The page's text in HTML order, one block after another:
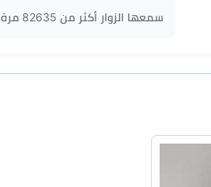
سمعها الزوار أكثر من 82635 مرة